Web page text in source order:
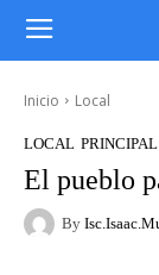
Inicio Local
LOCAL PRINCIPAL
El pueblo
By